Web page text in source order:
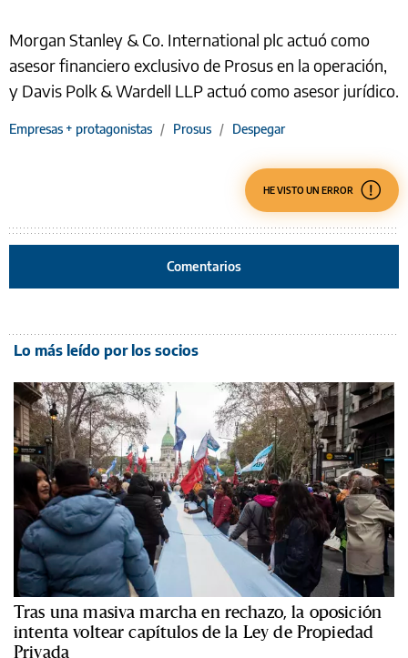
Morgan Stanley & Co. International plc actuó como
asesor financiero exclusivo de Prosus en la operación,
y Davis Polk & Wardell LLP actuó como asesor jurídico.
Empresas + protagonistas / Prosus / Despegar
HE VISTO UN ERROR
Comentarios
Lo más leído por los socios
Tras una masiva marcha en rechazo, la oposición
intenta voltear capítulos de la Ley de Propiedad
Privada